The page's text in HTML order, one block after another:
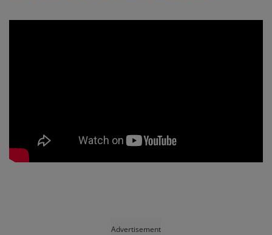
Advertisement